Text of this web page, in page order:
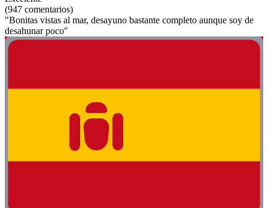
(947 comentarios)
"Bonitas vistas al mar, desayuno bastante completo aunque soy de
desahunar poco"